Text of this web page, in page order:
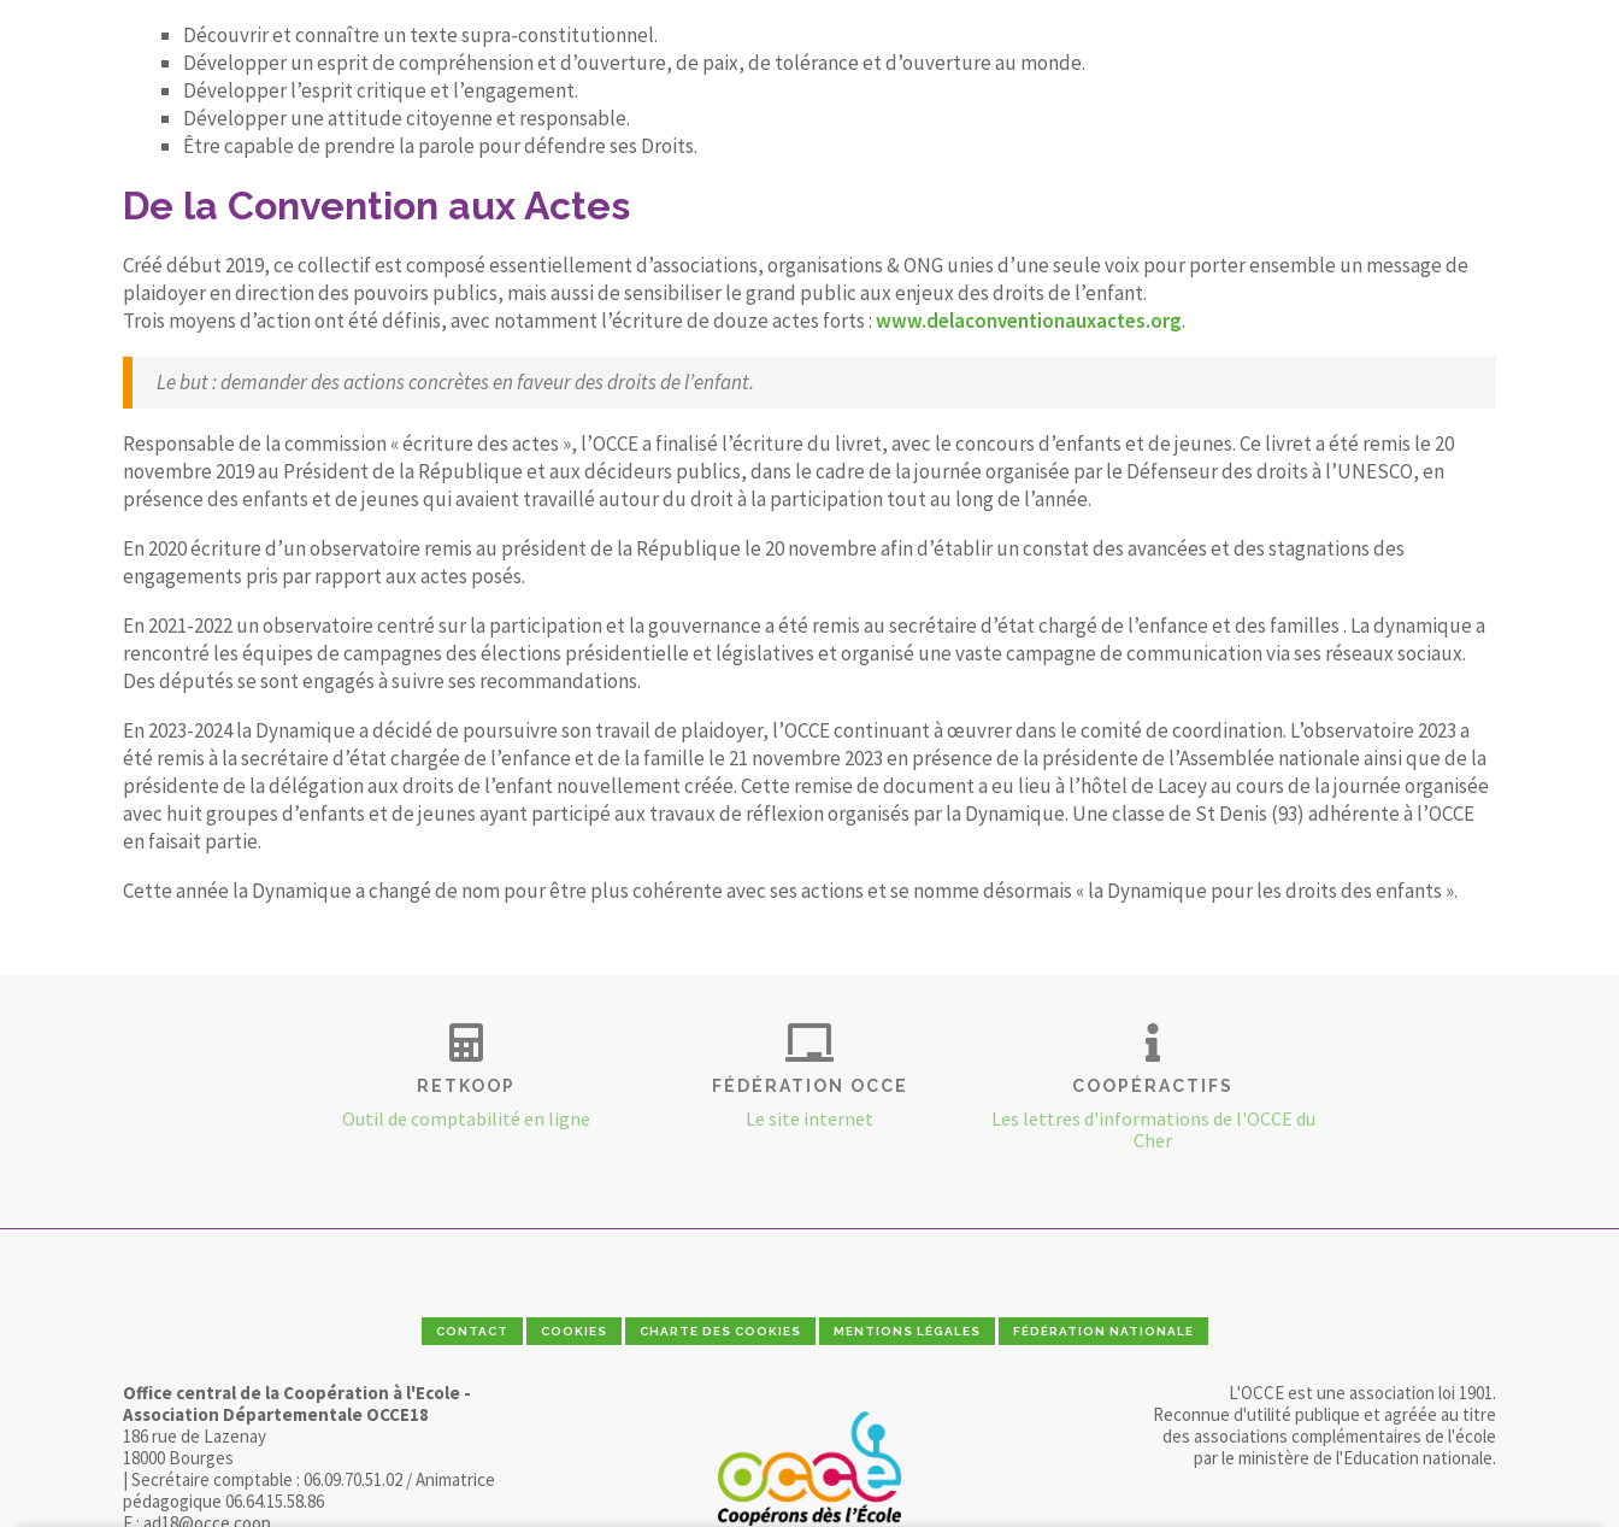
Découvrir et connaître un texte supra-constitutionnel.
Développer un esprit de compréhension et d’ouverture, de paix, de tolérance et d’ouverture au monde.
Développer l’esprit critique et l’engagement.
Développer une attitude citoyenne et responsable.
Être capable de prendre la parole pour défendre ses Droits.
De la Convention aux Actes
Créé début 2019, ce collectif est composé essentiellement d’associations, organisations & ONG unies d’une seule voix pour porter ensemble un message de
plaidoyer en direction des pouvoirs publics, mais aussi de sensibiliser le grand public aux enjeux des droits de l’enfant.
Trois moyens d’action ont été définis, avec notamment l’écriture de douze actes forts :www.delaconventionauxactes.org.
Le but : demander des actions concrètes en faveur des droits de l’enfant.
Responsable de la commission « écriture des actes », l’OCCE a finalisé l’écriture du livret, avec le concours d’enfants et de jeunes. Ce livret a été remis le 20
novembre 2019 au Président de la République et aux décideurs publics, dans le cadre de la journée organisée par le Défenseur des droits à l’UNESCO, en
présence des enfants et de jeunes qui avaient travaillé autour du droit à la participation tout au long de l’année.
En 2020 écriture d’un observatoire remis au président de la République le 20 novembre afin d’établir un constat des avancées et des stagnations des
engagements pris par rapport aux actes posés.
En 2021-2022 un observatoire centré sur la participation et la gouvernance a été remis au secrétaire d’état chargé de l’enfance et des familles . La dynamique a
rencontré les équipes de campagnes des élections présidentielle et législatives et organisé une vaste campagne de communication via ses réseaux sociaux.
Des députés se sont engagés à suivre ses recommandations.
En 2023-2024 la Dynamique a décidé de poursuivre son travail de plaidoyer, l’OCCE continuant à œuvrer dans le comité de coordination. L’observatoire 2023 a
été remis à la secrétaire d’état chargée de l’enfance et de la famille le 21 novembre 2023 en présence de la présidente de l’Assemblée nationale ainsi que de la
présidente de la délégation aux droits de l’enfant nouvellement créée. Cette remise de document a eu lieu à l’hôtel de Lacey au cours de la journée organisée
avec huit groupes d’enfants et de jeunes ayant participé aux travaux de réflexion organisés par la Dynamique. Une classe de St Denis (93) adhérente à l’OCCE
en faisait partie.
Cette année la Dynamique a changé de nom pour être plus cohérente avec ses actions et se nomme désormais « la Dynamique pour les droits des enfants ».
RETKOOP
Outil de comptabilité en ligne
FÉDÉRATION OCCE
Le site internet
COOPÉRACTIFS
Les lettres d'informations de l'OCCE du
Cher
CONTACT COOKIES CHARTE DES COOKIES MENTIONS LÉGALES FÉDÉRATION NATIONALE
Office central de la Coopération à l'Ecole -
Association Départementale OCCE18
186 rue de Lazenay
18000 Bourges
| Secrétaire comptable : 06.09.70.51.02 / Animatrice
pédagogique 06.64.15.58.86
L'OCCE est une association loi 1901.
Reconnue d'utilité publique et agréée au titre
des associations complémentaires de l'école
par le ministère de l'Education nationale.